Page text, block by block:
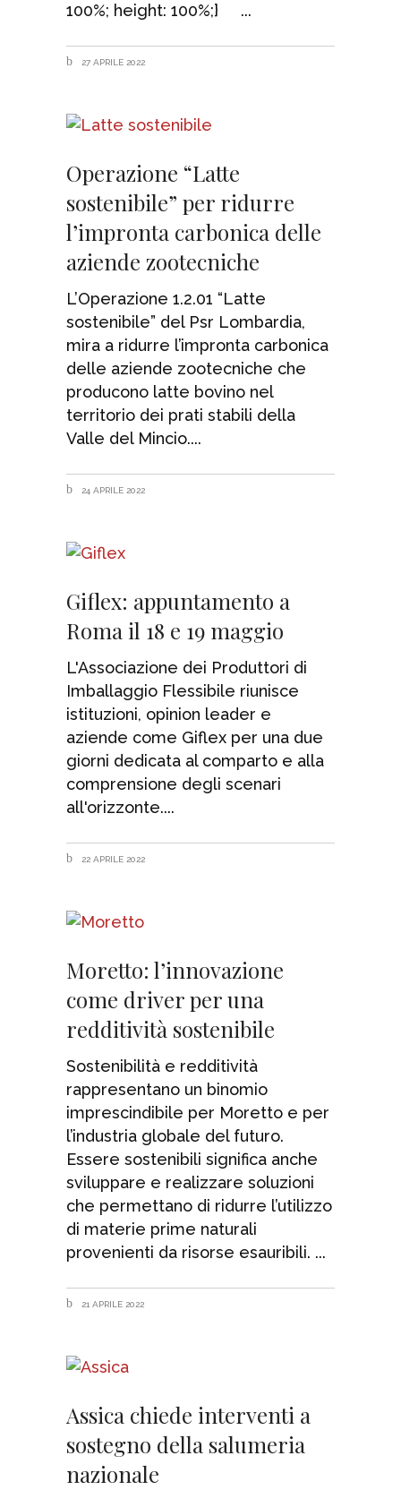
100%; height: 100%;}
27 APRILE 2022
Operazione “Latte
sostenibile” per ridurre
l’impronta carbonica delle
aziende zootecniche
L’Operazione 1.2.01 “Latte
sostenibile” del Psr Lombardia,
mira a ridurre l’impronta carbonica
delle aziende zootecniche che
producono latte bovino nel
territorio dei prati stabili della
Valle del Mincio.
24 APRILE 2022
Giflex: appuntamento a
Roma il 18 e 19 maggio
L'Associazione dei Produttori di
Imballaggio Flessibile riunisce
istituzioni, opinion leader e
aziende come Giflex per una due
giorni dedicata al comparto e alla
comprensione degli scenari
all'orizzonte.
22 APRILE 2022
Moretto: l’innovazione
come driver per una
redditività sostenibile
Sostenibilità e redditività
rappresentano un binomio
imprescindibile per Moretto e per
l’industria globale del futuro.
Essere sostenibili significa anche
sviluppare e realizzare soluzioni
che permettano di ridurre l’utilizzo
di materie prime naturali
provenienti da risorse esauribili.
21 APRILE 2022
Assica chiede interventi a
sostegno della salumeria
nazionale